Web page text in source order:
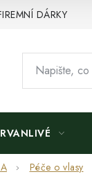
DÁRKY
Péče o vlasy